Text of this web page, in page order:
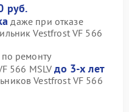
руб.
даже при отказе
Vestfrost VF 566
ремонту
566 MSLVдо 3-х лет
Vestfrost VF 566